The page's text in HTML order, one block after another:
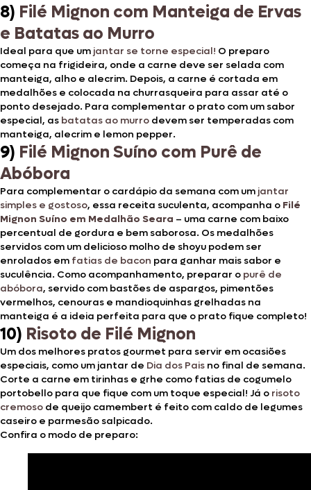
8) Filé Mignon com Manteiga de Ervas
e Batatas ao Murro
Ideal para que um jantar se torne especial! O preparo
começa na frigideira, onde a carne deve ser selada com
manteiga, alho e alecrim. Depois, a carne é cortada em
medalhões e colocada na churrasqueira para assar até o
ponto desejado. Para complementar o prato com um sabor
especial, as batatas ao murro devem ser temperadas com
manteiga, alecrim e lemon pepper.
9) Filé Mignon Suíno com Purê de
Abóbora
Para complementar o cardápio da semana com um jantar
simples e gostoso, essa receita suculenta, acompanha o Filé
Mignon Suíno em Medalhão Seara – uma carne com baixo
percentual de gordura e bem saborosa. Os medalhões
servidos com um delicioso molho de shoyu podem ser
enrolados em fatias de bacon para ganhar mais sabor e
suculência. Como acompanhamento, preparar o purê de
abóbora, servido com bastões de aspargos, pimentões
vermelhos, cenouras e mandioquinhas grelhadas na
manteiga é a ideia perfeita para que o prato fique completo!
10) Risoto de Filé Mignon
Um dos melhores pratos gourmet para servir em ocasiões
especiais, como um jantar de Dia dos Pais no final de semana.
Corte a carne em tirinhas e grhe como fatias de cogumelo
portobello para que fique com um toque especial! Já o risoto
cremoso de queijo camembert é feito com caldo de legumes
caseiro e parmesão salpicado.
Confira o modo de preparo: